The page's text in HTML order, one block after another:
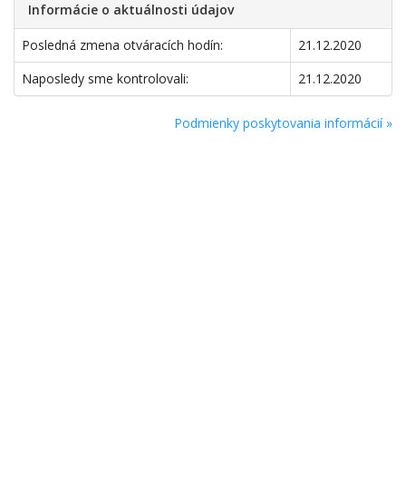
Informácie o aktuálnosti údajov
Posledná zmena otváracích hodín:
21.12.2020
Naposledy sme kontrolovali:
21.12.2020
Podmienky poskytovania informácií »